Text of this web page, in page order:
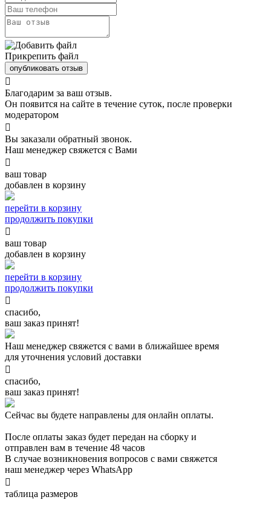
Прикрепить файл
опубликовать отзыв

Благодарим за ваш отзыв.
Он появится на сайте в течение суток, после проверки
модератором

Вы заказали обратный звонок.
Наш менеджер свяжется с Вами

ваш товар
добавлен в корзину
перейти в корзину
продолжить покупки

ваш товар
добавлен в корзину
перейти в корзину
продолжить покупки

спасибо,
ваш заказ принят!
Наш менеджер свяжется с вами в ближайшее время
для уточнения условий доставки

спасибо,
ваш заказ принят!
Сейчас вы будете направлены для онлайн оплаты.
После оплаты заказ будет передан на сборку и
отправлен вам в течение 48 часов
В случае возникновения вопросов с вами свяжется
наш менеджер через WhatsApp

таблица размеров